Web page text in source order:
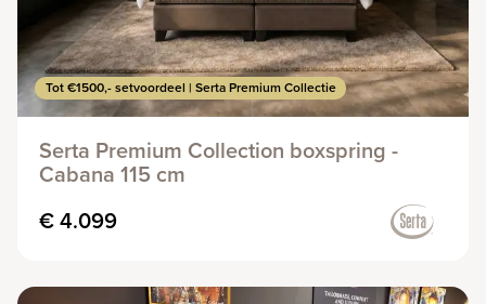
Tot €1500,- setvoordeel | Serta Premium Collectie
Serta Premium Collection boxspring -
Cabana 115 cm
€ 4.099